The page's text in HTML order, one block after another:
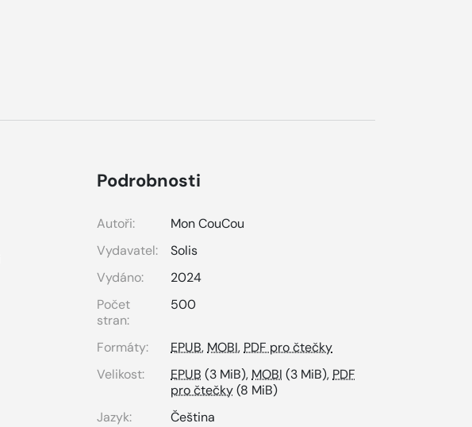
Podrobnosti
Autoři:
Mon CouCou
Vydavatel:
Solis
Vydáno:
2024
Počet
stran:
500
Formáty: EPUB, MOBI, PDF pro čtečky
Velikost:
EPUB (3 MiB), MOBI (3 MiB), PDF
pro čtečky(8 MiB)
Jazyk:
Čeština